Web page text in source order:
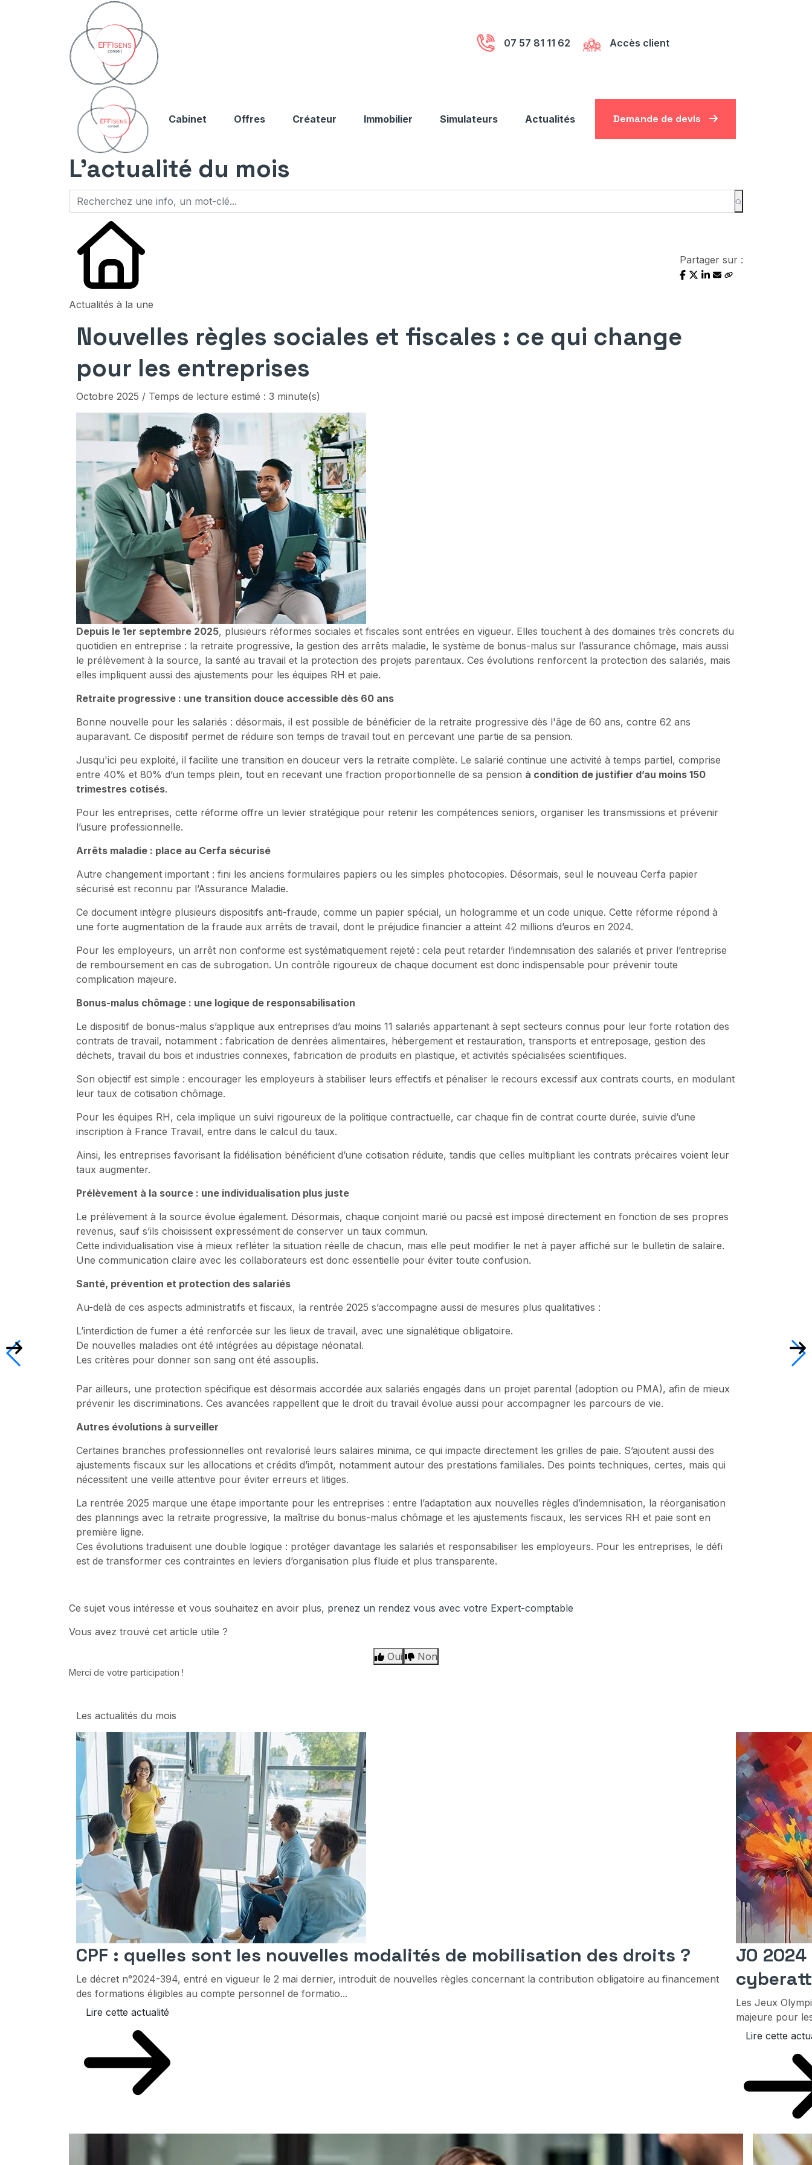
07 57 81 11 62 Accès client
Cabinet Offres Créateur Immobilier Simulateurs Actualités Demande de devis
L'actualité du mois
Actualités à la une
Partager sur :
Nouvelles règles sociales et fiscales : ce qui change
pour les entreprises
Octobre 2025 / Temps de lecture estimé : 3 minute(s)
Depuis le 1er septembre 2025, plusieurs réformes sociales et fiscales sont entrées en vigueur. Elles touchent à des domaines très concrets du
quotidien en entreprise : la retraite progressive, la gestion des arrêts maladie, le système de bonus-malus sur l’assurance chômage, mais aussi
le prélèvement à la source, la santé au travail et la protection des projets parentaux. Ces évolutions renforcent la protection des salariés, mais
elles impliquent aussi des ajustements pour les équipes RH et paie.
Retraite progressive : une transition douce accessible dès 60 ans
Bonne nouvelle pour les salariés : désormais, il est possible de bénéficier de la retraite progressive dès l'âge de 60 ans, contre 62 ans
auparavant. Ce dispositif permet de réduire son temps de travail tout en percevant une partie de sa pension.
Jusqu'ici peu exploité, il facilite une transition en douceur vers la retraite complète. Le salarié continue une activité à temps partiel, comprise
entre 40% et 80% d’un temps plein, tout en recevant une fraction proportionnelle de sa pension à condition de justifier d’au moins 150
trimestres cotisés.
Pour les entreprises, cette réforme offre un levier stratégique pour retenir les compétences seniors, organiser les transmissions et prévenir
l’usure professionnelle.
Arrêts maladie : place au Cerfa sécurisé
Autre changement important : fini les anciens formulaires papiers ou les simples photocopies. Désormais, seul le nouveau Cerfa papier
sécurisé est reconnu par l’Assurance Maladie.
Ce document intègre plusieurs dispositifs anti-fraude, comme un papier spécial, un hologramme et un code unique. Cette réforme répond à
une forte augmentation de la fraude aux arrêts de travail, dont le préjudice financier a atteint 42 millions d’euros en 2024.
Pour les employeurs, un arrêt non conforme est systématiquement rejeté : cela peut retarder l’indemnisation des salariés et priver l’entreprise
de remboursement en cas de subrogation. Un contrôle rigoureux de chaque document est donc indispensable pour prévenir toute
complication majeure.
Bonus-malus chômage : une logique de responsabilisation
Le dispositif de bonus-malus s’applique aux entreprises d’au moins 11 salariés appartenant à sept secteurs connus pour leur forte rotation des
contrats de travail, notamment : fabrication de denrées alimentaires, hébergement et restauration, transports et entreposage, gestion des
déchets, travail du bois et industries connexes, fabrication de produits en plastique, et activités spécialisées scientifiques.
Son objectif est simple : encourager les employeurs à stabiliser leurs effectifs et pénaliser le recours excessif aux contrats courts, en modulant
leur taux de cotisation chômage.
Pour les équipes RH, cela implique un suivi rigoureux de la politique contractuelle, car chaque fin de contrat courte durée, suivie d’une
inscription à France Travail, entre dans le calcul du taux.
Ainsi, les entreprises favorisant la fidélisation bénéficient d’une cotisation réduite, tandis que celles multipliant les contrats précaires voient leur
taux augmenter.
Prélèvement à la source : une individualisation plus juste
Le prélèvement à la source évolue également. Désormais, chaque conjoint marié ou pacsé est imposé directement en fonction de ses propres
revenus, sauf s’ils choisissent expressément de conserver un taux commun.
Cette individualisation vise à mieux refléter la situation réelle de chacun, mais elle peut modifier le net à payer affiché sur le bulletin de salaire.
Une communication claire avec les collaborateurs est donc essentielle pour éviter toute confusion.
Santé, prévention et protection des salariés
Au-delà de ces aspects administratifs et fiscaux, la rentrée 2025 s’accompagne aussi de mesures plus qualitatives :
L’interdiction de fumer a été renforcée sur les lieux de travail, avec une signalétique obligatoire.
De nouvelles maladies ont été intégrées au dépistage néonatal.
Les critères pour donner son sang ont été assouplis.
Par ailleurs, une protection spécifique est désormais accordée aux salariés engagés dans un projet parental (adoption ou PMA), afin de mieux
prévenir les discriminations. Ces avancées rappellent que le droit du travail évolue aussi pour accompagner les parcours de vie.
Autres évolutions à surveiller
Certaines branches professionnelles ont revalorisé leurs salaires minima, ce qui impacte directement les grilles de paie. S’ajoutent aussi des
ajustements fiscaux sur les allocations et crédits d’impôt, notamment autour des prestations familiales. Des points techniques, certes, mais qui
nécessitent une veille attentive pour éviter erreurs et litiges.
La rentrée 2025 marque une étape importante pour les entreprises : entre l’adaptation aux nouvelles règles d’indemnisation, la réorganisation
des plannings avec la retraite progressive, la maîtrise du bonus-malus chômage et les ajustements fiscaux, les services RH et paie sont en
première ligne.
Ces évolutions traduisent une double logique : protéger davantage les salariés et responsabiliser les employeurs. Pour les entreprises, le défi
est de transformer ces contraintes en leviers d’organisation plus fluide et plus transparente.
Ce sujet vous intéresse et vous souhaitez en avoir plus, prenez un rendez vous avec votre Expert-comptable
Vous avez trouvé cet article utile ?
Oui Non
Merci de votre participation !
Les actualités du mois
CPF : quelles sont les nouvelles modalités de mobilisation des droits ?
Le décret n°2024-394, entré en vigueur le 2 mai dernier, introduit de nouvelles règles concernant la contribution obligatoire au financement
des formations éligibles au compte personnel de formatio...
Lire cette actualité
JO
Les Jeux
majeure pour
Lire cette